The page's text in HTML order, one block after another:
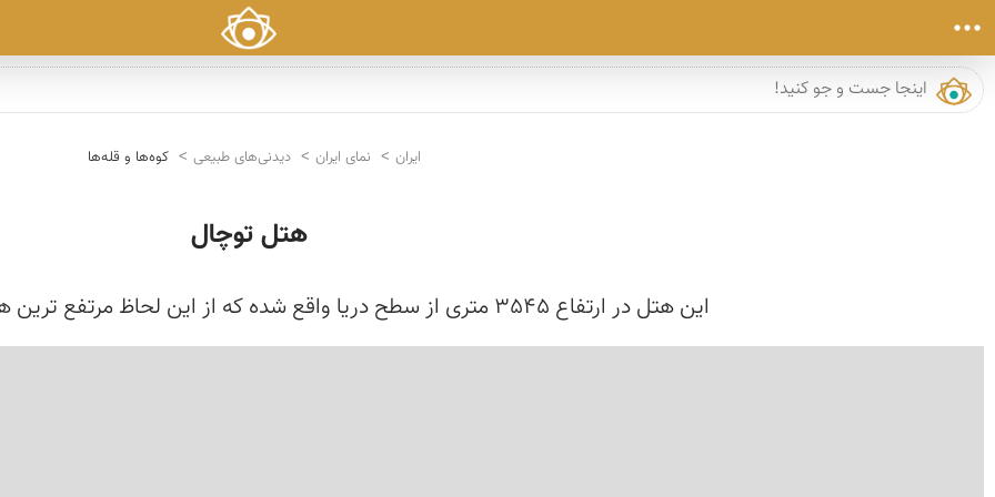
ایران نمای ایران دیدنی‌های طبیعی کوه‌ها و قله‌ها
هتل توچال
این هتل در ارتفاع 3545 متری از سطح دریا واقع شده که از این لحاظ مرتفع ترین هتل کوهستانی دنیا است.